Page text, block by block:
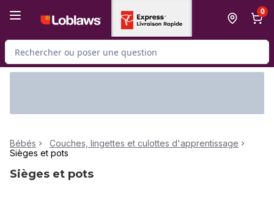
0
Rechercher des produits
Bébés
Couches, lingettes et culottes d'apprentissage
Sièges et pots
Sièges et pots